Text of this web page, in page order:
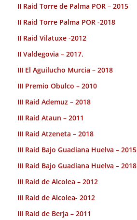
II Raid Torre de Palma POR – 2015
II Raid Torre Palma POR -2018
II Raid Vilatuxe -2012
II Valdegovia – 2017.
III El Aguilucho Murcia – 2018
III Premio Obulco – 2010
III Raid Ademuz – 2018
III Raid Ataun – 2011
III Raid Atzeneta – 2018
III Raid Bajo Guadiana Huelva – 2015
III Raid Bajo Guadiana Huelva – 2018
III Raid de Alcolea – 2012
III Raid de Alcolea- 2012
III Raid de Berja – 2011